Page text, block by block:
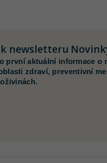
newsletteru
první aktuální informace o
zdraví, preventivní